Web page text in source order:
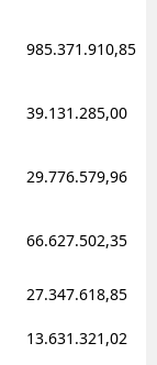
985.371.910,85
39.131.285,00
29.776.579,96
66.627.502,35
27.347.618,85
13.631.321,02